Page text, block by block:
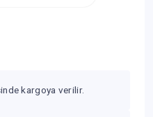
kargoya verilir.